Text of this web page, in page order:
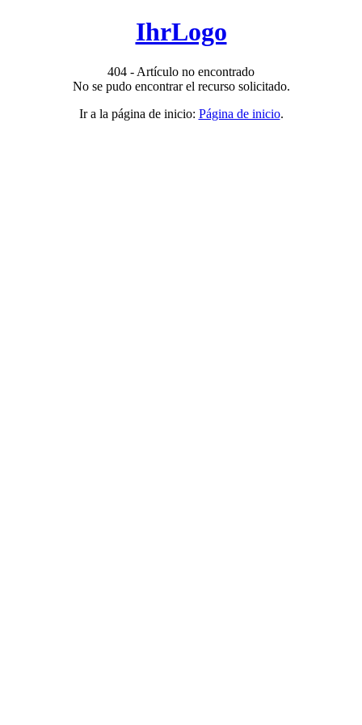
IhrLogo
404 - Artículo no encontrado
No se pudo encontrar el recurso solicitado.
Ir a la página de inicio: Página de inicio.